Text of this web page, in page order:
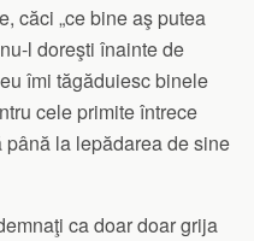
căci „ce bine aş putea
l doreşti înainte de
îmi tăgăduiesc binele
cele primite întrece
la lepădarea de sine
ca doar doar grija